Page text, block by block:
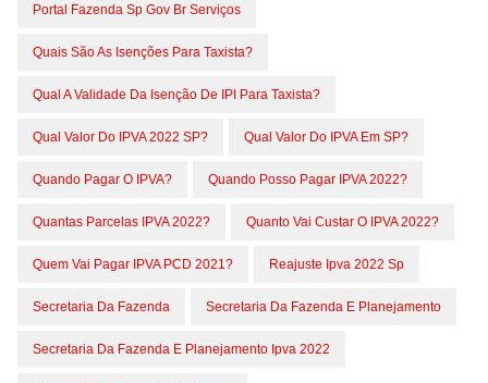
Portal Fazenda Sp Gov Br Serviços
Quais São As Isenções Para Taxista?
Qual A Validade Da Isenção De IPI Para Taxista?
Qual Valor Do IPVA 2022 SP? Qual Valor Do IPVA Em SP?
Quando Pagar O IPVA? Quando Posso Pagar IPVA 2022?
Quantas Parcelas IPVA 2022? Quanto Vai Custar O IPVA 2022?
Quem Vai Pagar IPVA PCD 2021? Reajuste Ipva 2022 Sp
Secretaria Da Fazenda Secretaria Da Fazenda E Planejamento
Secretaria Da Fazenda E Planejamento Ipva 2022